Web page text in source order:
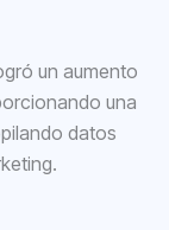
un aumento
una
datos